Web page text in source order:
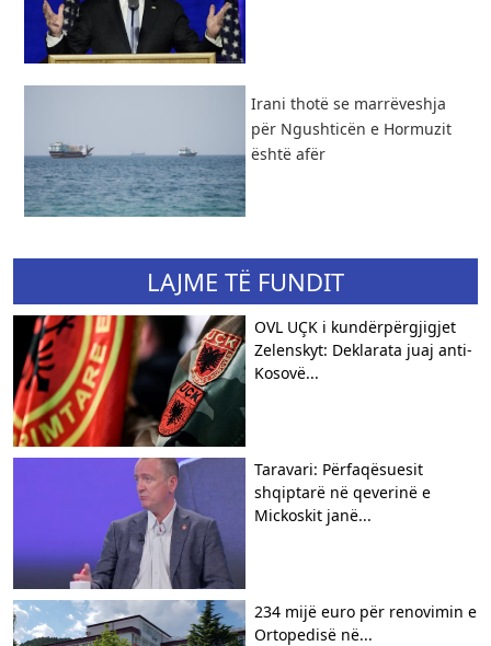
Irani thotë se marrëveshja
për Ngushticën e Hormuzit
është afër
LAJME TË FUNDIT
OVL UÇK i kundërpërgjigjet
Zelenskyt: Deklarata juaj anti-
Kosovë...
Taravari: Përfaqësuesit
shqiptarë në qeverinë e
Mickoskit janë...
234 mijë euro për renovimin e
Ortopedisë në...